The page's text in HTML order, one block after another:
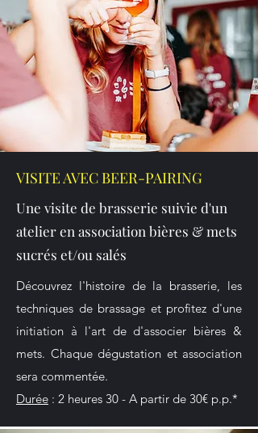
VISITE AVEC BEER-PAIRING
Une visite de brasserie suivie d'un
atelier en association bières & mets
sucrés et/ou salés
Découvrez l'histoire de la brasserie, les
techniques de brassage et profitez d'une
initiation à l'art de d'associer bières &
mets. Chaque dégustation et association
sera commentée.
Durée : 2 heures 30 - A partir de 30€ p.p.*